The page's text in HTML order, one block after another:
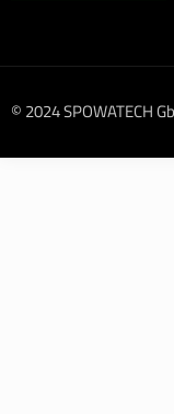
© 2024 SPOWATECH